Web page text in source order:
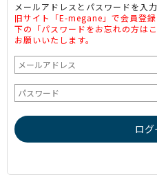
メールアドレスとパスワードを入
旧サイト「E-megane」で会員登
下の「パスワードをお忘れの方は
お願いいたします。